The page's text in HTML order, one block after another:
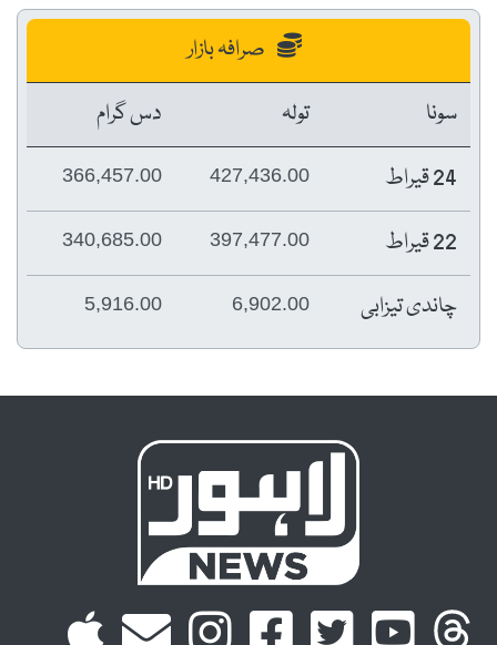
صرافہ بازار
سونا
تولہ
دس گرام
24 قیراط
427,436.00
366,457.00
22 قیراط 397,477.00
340,685.00
چاندی تیزابی 6,902.00
5,916.00